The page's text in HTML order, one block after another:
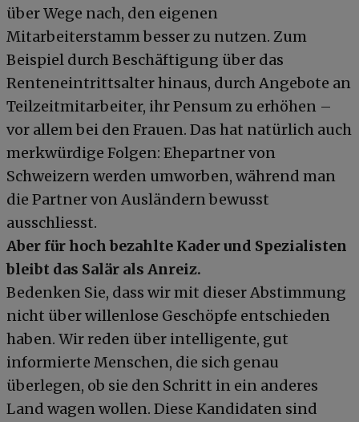
über Wege nach, den eigenen
Mitarbeiterstamm besser zu nutzen. Zum
Beispiel durch Beschäftigung über das
Renteneintrittsalter hinaus, durch Angebote an
Teilzeitmitarbeiter, ihr Pensum zu erhöhen –
vor allem bei den Frauen. Das hat natürlich auch
merkwürdige Folgen: Ehepartner von
Schweizern werden umworben, während man
die Partner von Ausländern bewusst
ausschliesst.
Aber für hoch bezahlte Kader und Spezialisten
bleibt das Salär als Anreiz.
Bedenken Sie, dass wir mit dieser Abstimmung
nicht über willenlose Geschöpfe entschieden
haben. Wir reden über intelligente, gut
informierte Menschen, die sich genau
überlegen, ob sie den Schritt in ein anderes
Land wagen wollen. Diese Kandidaten sind